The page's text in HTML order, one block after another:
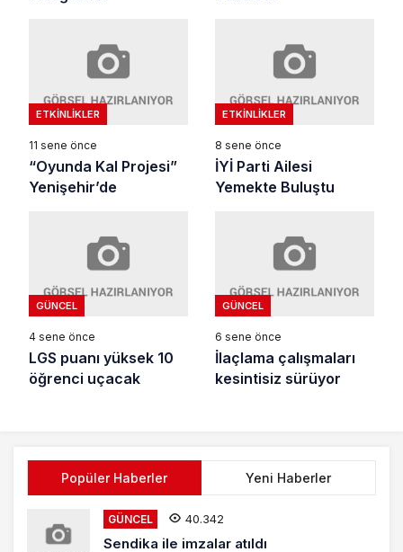
ETKINLIKLER
11 sene önce
“Oyunda Kal Projesi”
Yenişehir’de
ETKINLIKLER
8 sene önce
İYİ Parti Ailesi
Yemekte Buluştu
GÜNCEL
4 sene önce
LGS puanı yüksek 10
öğrenci uçacak
GÜNCEL
6 sene önce
İlaçlama çalışmaları
kesintisiz sürüyor
Popüler Haberler Yeni Haberler
GÜNCEL 40.342
Sendika ile imzalar atıldı